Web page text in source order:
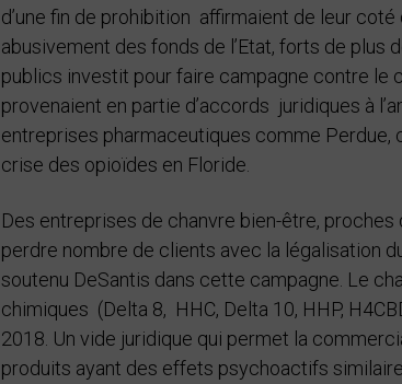
d’une fin de prohibition affirmaient de leur
abusivement des fonds de l’Etat, forts de plus
publics investit pour faire campagne contre le
provenaient en partie d’accords juridiques à
entreprises pharmaceutiques comme Perdue,
crise des opioïdes en Floride.
Des entreprises de chanvre bien-être,
perdre nombre de clients avec la légalisation
soutenu DeSantis dans cette campagne. Le
chimiques (Delta 8, HHC, Delta 10, HHP,
2018. Un vide juridique qui permet la
produits ayant des effets psychoactifs